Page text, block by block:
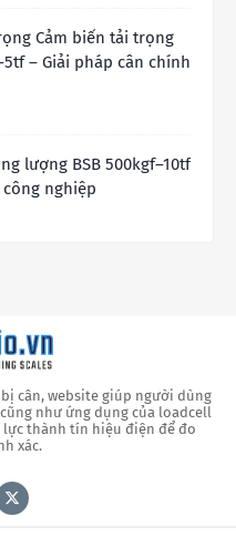
Cảm biến tải trọng
– Giải pháp cân chính
lượng BSB 500kgf–10tf
nghiệp
cân, website giúp người dùng
như ứng dụng của loadcell
thành tín hiệu điện để đo
xác.